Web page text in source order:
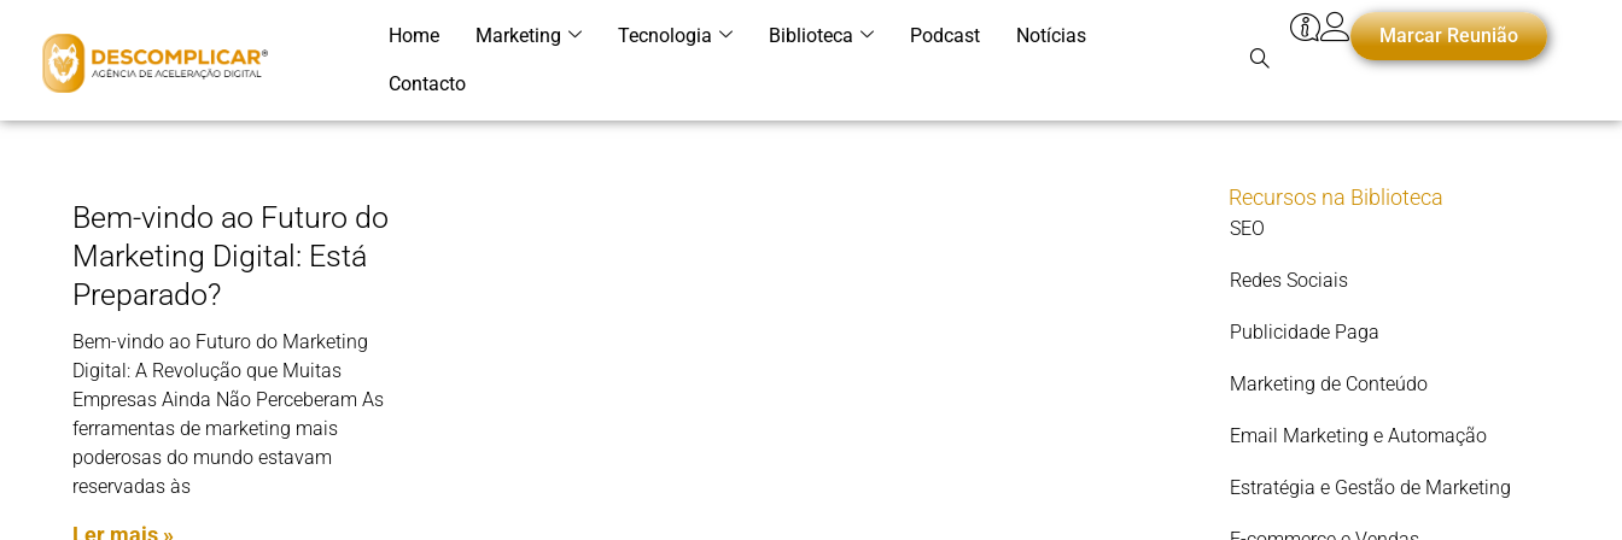
Home Marketing Tecnologia Biblioteca Podcast Notícias
Contacto
Marcar Reunião
Bem-vindo ao Futuro do
Marketing Digital: Está
Preparado?
Bem-vindo ao Futuro do Marketing
Digital: A Revolução que Muitas
Empresas Ainda Não Perceberam As
ferramentas de marketing mais
poderosas do mundo estavam
reservadas às
Ler mais »
Recursos na Biblioteca
SEO
Redes Sociais
Publicidade Paga
Marketing de Conteúdo
Email Marketing e Automação
Estratégia e Gestão de Marketing